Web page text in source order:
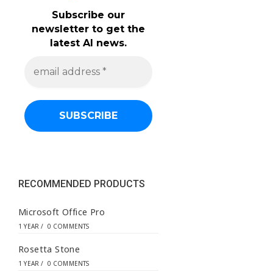
Subscribe our
newsletter to get the
latest AI news.
a
d
s
RECOMMENDED PRODUCTS
Microsoft Office Pro
1 YEAR / 0 COMMENTS
Rosetta Stone
1 YEAR / 0 COMMENTS